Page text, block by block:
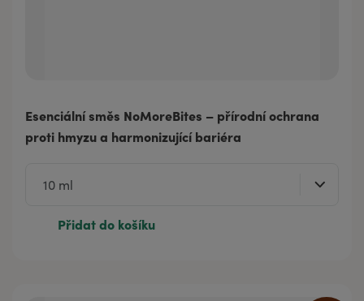
Esenciální směs NoMoreBites – přírodní ochrana
proti hmyzu a harmonizující bariéra
Přidat do košíku